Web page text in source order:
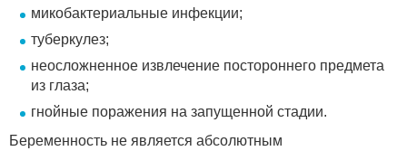
микобактериальные инфекции;
туберкулез;
неосложненное извлечение постороннего предмета
из глаза;
гнойные поражения на запущенной стадии.
Беременность не является абсолютным